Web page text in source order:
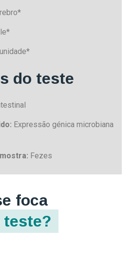
do teste
Expressão génica microbiana
Fezes
foca
teste?